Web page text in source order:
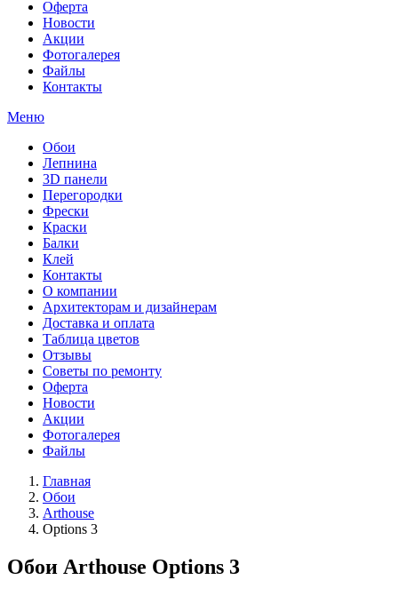
Оферта
Новости
Акции
Фотогалерея
Файлы
Контакты
Меню
Обои
Лепнина
3D панели
Перегородки
Фрески
Краски
Балки
Клей
Контакты
О компании
Архитекторам и дизайнерам
Доставка и оплата
Таблица цветов
Отзывы
Советы по ремонту
Оферта
Новости
Акции
Фотогалерея
Файлы
Главная
Обои
Arthouse
Options 3
Обои Arthouse Options 3